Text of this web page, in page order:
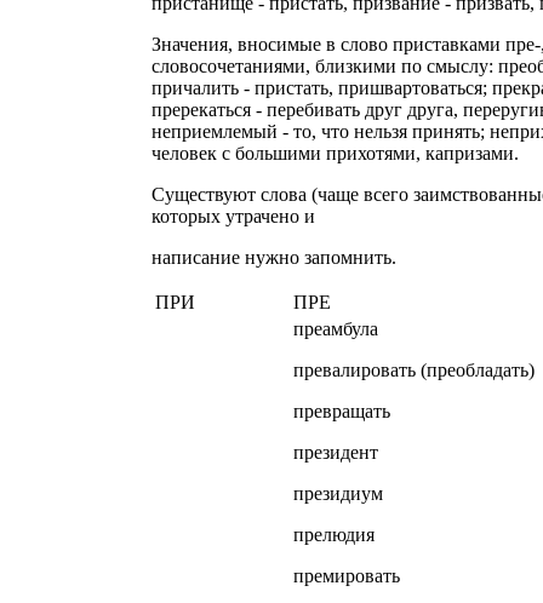
Значения, вносимые в слово приставками
словосочетаниями, близкими по смыслу:
причалить - пристать, пришвартоваться;
пререкаться - перебивать друг друга,
неприемлемый - то, что нельзя принять;
человек с большими прихотями, капризами.
Существуют слова (чаще всего
которых утрачено и
написание нужно запомнить.
ПРИ
ПРЕ
преамбула
превалировать (преобладать)
превращать
президент
президиум
прелюдия
премировать